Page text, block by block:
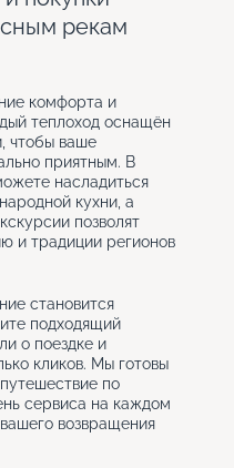
рекам
комфорта и
теплоход оснащён
чтобы ваше
приятным. В
насладиться
кухни, а
позволят
и традиции регионов
становится
подходящий
о поездке и
кликов. Мы готовы
по
сервиса на каждом
возвращения